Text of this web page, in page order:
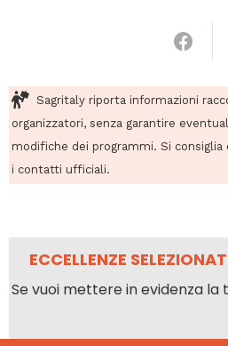
Sagritaly riporta informazioni
organizzatori, senza garantire
modifiche dei programmi. Si
i contatti ufficiali.
ECCELLENZE
Se vuoi mettere in evidenza la